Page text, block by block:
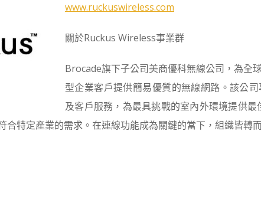
www.ruckuswireless.com
關於Ruckus Wireless事業群
Brocade旗下子公司美商優科無線公司，為全
型企業客戶提供簡易優質的無線網路。該公
及客戶服務，為最具挑戰的室內外環境提供
合特定產業的需求。在連線功能成為關鍵的當下，組織皆轉